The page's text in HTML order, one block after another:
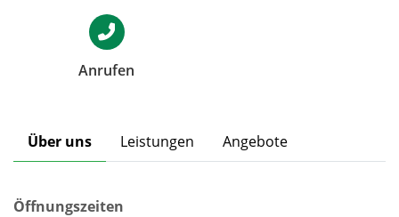
Anrufen
Über uns Leistungen Angebote
Öffnungszeiten